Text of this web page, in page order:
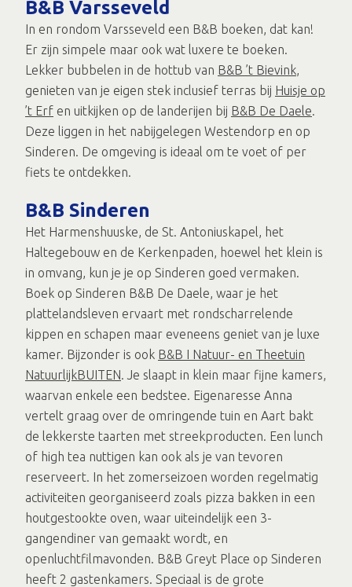
B&B Varsseveld
In en rondom Varsseveld een B&B boeken, dat kan!
Er zijn simpele maar ook wat luxere te boeken.
Lekker bubbelen in de hottub van B&B ’t Bievink
genieten van je eigen stek inclusief terras bij Huisje op
’t Erf en uitkijken op de landerijen bij B&B De Daele
Deze liggen in het nabijgelegen Westendorp en op
Sinderen. De omgeving is ideaal om te voet of per
fiets te ontdekken.
B&B Sinderen
Het Harmenshuuske, de St. Antoniuskapel, het
Haltegebouw en de Kerkenpaden, hoewel het klein is
in omvang, kun je je op Sinderen goed vermaken.
Boek op Sinderen B&B De Daele, waar je het
plattelandsleven ervaart met rondscharrelende
kippen en schapen maar eveneens geniet van je luxe
kamer. Bijzonder is ook B&B I Natuur- en Theetuin
NatuurlijkBUITEN . Je slaapt in klein maar fijne kamers,
waarvan enkele een bedstee. Eigenaresse Anna
vertelt graag over de omringende tuin en Aart bakt
de lekkerste taarten met streekproducten. Een lunch
of high tea nuttigen kan ook als je van tevoren
reserveert. In het zomerseizoen worden regelmatig
activiteiten georganiseerd zoals pizza bakken in een
houtgestookte oven, waar uiteindelijk een 3-
gangendiner van gemaakt wordt, en
openluchtfilmavonden. B&B Greyt Place op Sinderen
heeft 2 gastenkamers. Speciaal is de grote